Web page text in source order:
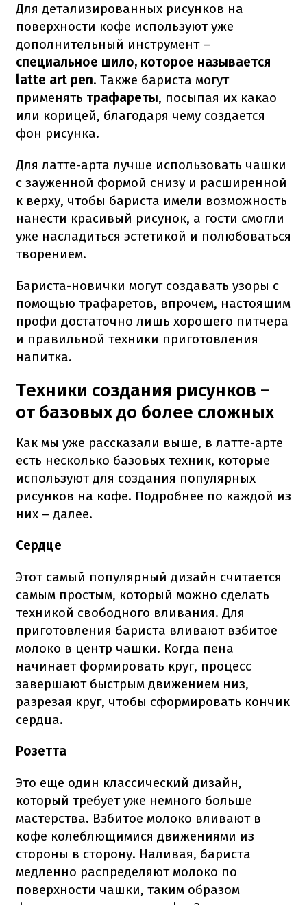
Для детализированных рисунков на
поверхности кофе используют уже
дополнительный инструмент –
специальное шило, которое называется
latte art pen. Также бариста могут
применять трафареты, посыпая их какао
или корицей, благодаря чему создается
фон рисунка.
Для латте-арта лучше использовать чашки
с зауженной формой снизу и расширенной
к верху, чтобы бариста имели возможность
нанести красивый рисунок, а гости смогли
уже насладиться эстетикой и полюбоваться
творением.
Бариста-новички могут создавать узоры с
помощью трафаретов, впрочем, настоящим
профи достаточно лишь хорошего питчера
и правильной техники приготовления
напитка.
Техники создания рисунков –
от базовых до более сложных
Как мы уже рассказали выше, в латте-арте
есть несколько базовых техник, которые
используют для создания популярных
рисунков на кофе. Подробнее по каждой из
них – далее.
Сердце
Этот самый популярный дизайн считается
самым простым, который можно сделать
техникой свободного вливания. Для
приготовления бариста вливают взбитое
молоко в центр чашки. Когда пена
начинает формировать круг, процесс
завершают быстрым движением низ,
разрезая круг, чтобы сформировать кончик
сердца.
Розетта
Это еще один классический дизайн,
который требует уже немного больше
мастерства. Взбитое молоко вливают в
кофе колеблющимися движениями из
стороны в сторону. Наливая, бариста
медленно распределяют молоко по
поверхности чашки, таким образом